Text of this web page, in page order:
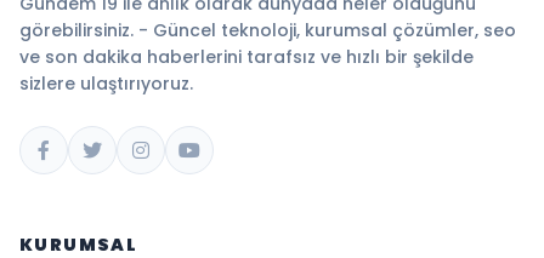
görebilirsiniz. - Güncel teknoloji, kurumsal çözümler, seo
ve son dakika haberlerini tarafsız ve hızlı bir şekilde
sizlere ulaştırıyoruz.
KURUMSAL